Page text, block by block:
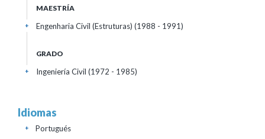
MAESTRÍA
Engenharia Civil (Estruturas) (1988 - 1991)
+
GRADO
Ingeniería Civil (1972 - 1985)
+
Idiomas
Portugués
+